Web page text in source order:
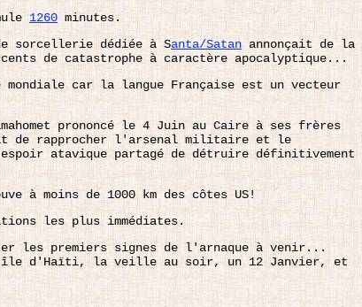
1260 minutes.
sorcellerie dédiée à Santa/Satan annonçait de la
de catastrophe à caractère apocalyptique...
mondiale car la langue Française est un vecteur
prononcé le 4 Juin au Caire à ses frères
de rapprocher l'arsenal militaire et le
atavique partagé de détruire définitivement
à moins de 1000 km des côtes US!
les plus immédiates.
les premiers signes de l'arnaque à venir...
l'île d'Haïti, la veille au soir, un 12 Janvier, et